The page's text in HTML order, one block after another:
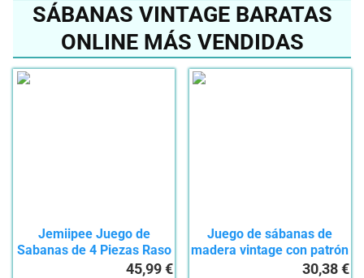
SÁBANAS VINTAGE BARATAS
ONLINE MÁS VENDIDAS
Jemiipee Juego de
Sabanas de 4 Piezas Raso
45,99 €
Juego de sábanas de
madera vintage con patrón
30,38 €